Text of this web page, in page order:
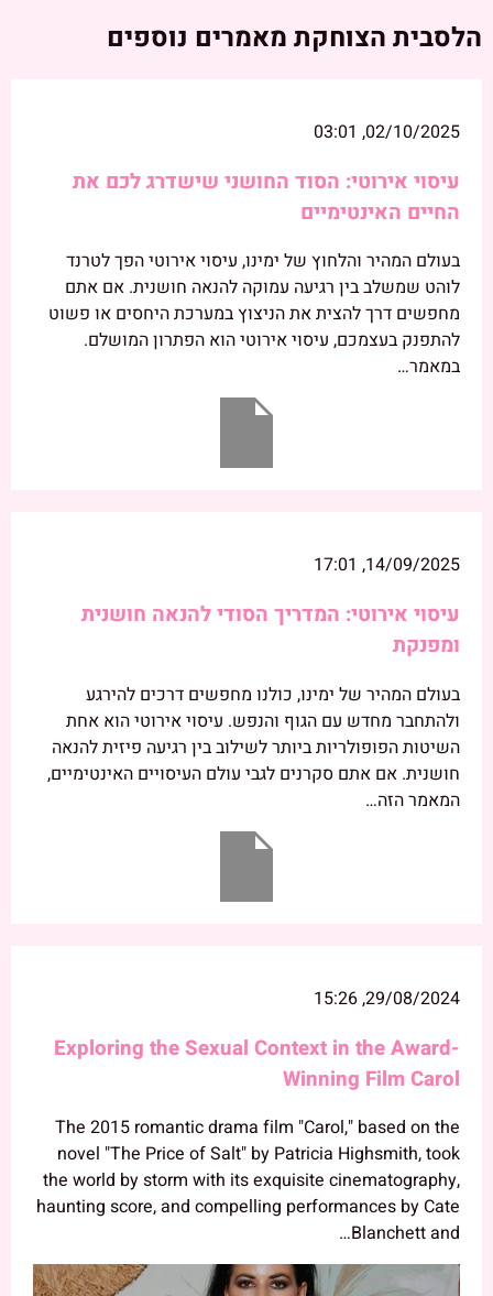
הלסבית הצוחקת מאמרים נוספים
02/10/2025, 03:01
עיסוי אירוטי: הסוד החושני שישדרג לכם את
החיים האינטימיים
בעולם המהיר והלחוץ של ימינו, עיסוי אירוטי הפך לטרנד
לוהט שמשלב בין רגיעה עמוקה להנאה חושנית. אם אתם
מחפשים דרך להצית את הניצוץ במערכת היחסים או פשוט
להתפנק בעצמכם, עיסוי אירוטי הוא הפתרון המושלם.
במאמר…
14/09/2025, 17:01
עיסוי אירוטי: המדריך הסודי להנאה חושנית
ומפנקת
בעולם המהיר של ימינו, כולנו מחפשים דרכים להירגע
ולהתחבר מחדש עם הגוף והנפש. עיסוי אירוטי הוא אחת
השיטות הפופולריות ביותר לשילוב בין רגיעה פיזית להנאה
חושנית. אם אתם סקרנים לגבי עולם העיסויים האינטימיים,
המאמר הזה…
29/08/2024, 15:26
Exploring the Sexual Context in the Award-
Winning Film Carol
The 2015 romantic drama film "Carol," based on the
novel "The Price of Salt" by Patricia Highsmith, took
the world by storm with its exquisite cinematography,
haunting score, and compelling performances by Cate
Blanchett and…